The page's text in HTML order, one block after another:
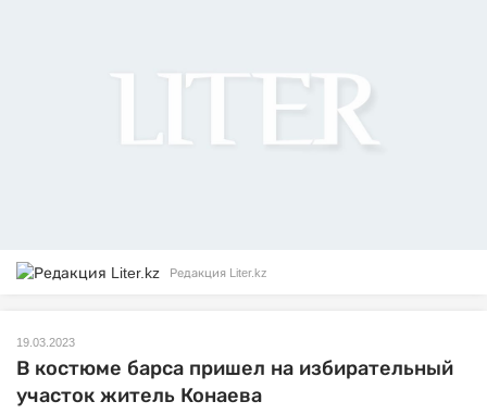
Редакция Liter.kz
19.03.2023
В костюме барса пришел на избирательный
участок житель Конаева